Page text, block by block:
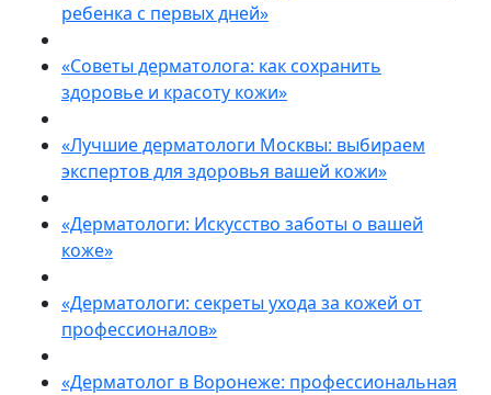
ребенка с первых дней»
«Советы дерматолога: как сохранить
здоровье и красоту кожи»
«Лучшие дерматологи Москвы: выбираем
экспертов для здоровья вашей кожи»
«Дерматологи: Искусство заботы о вашей
коже»
«Дерматологи: секреты ухода за кожей от
профессионалов»
«Дерматолог в Воронеже: профессиональная